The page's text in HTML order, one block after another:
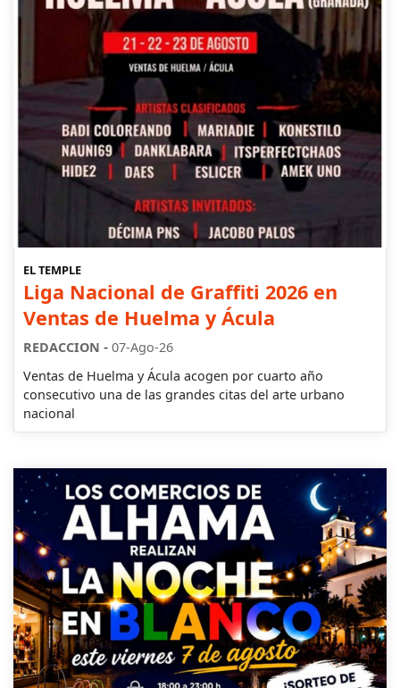
EL TEMPLE
Liga Nacional de Graffiti 2026 en
Ventas de Huelma y Ácula
REDACCION - 07-Ago-26
Ventas de Huelma y Ácula acogen por cuarto año
consecutivo una de las grandes citas del arte urbano
nacional